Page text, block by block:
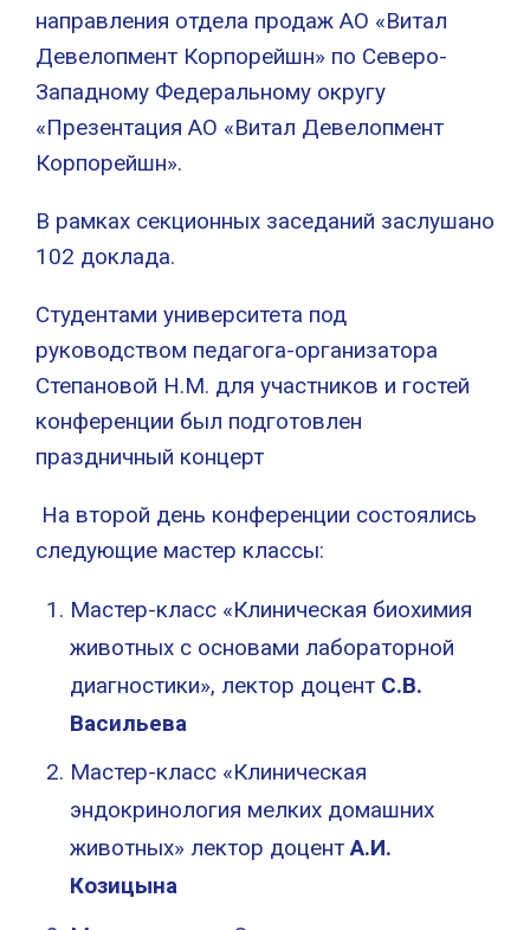
направления отдела продаж АО «Витал
Девелопмент Корпорейшн» по Северо-
Западному Федеральному округу
«Презентация АО «Витал Девелопмент
Корпорейшн».
В рамках секционных заседаний заслушано
102 доклада.
Студентами университета под
руководством педагога-организатора
Степановой Н.М. для участников и гостей
конференции был подготовлен
праздничный концерт
На второй день конференции состоялись
следующие мастер классы:
Мастер-класс «Клиническая биохимия
животных с основами лабораторной
диагностики», лектор доцент С.В.
Васильева
Мастер-класс «Клиническая
эндокринология мелких домашних
животных» лектор доцентА.И.
Козицына